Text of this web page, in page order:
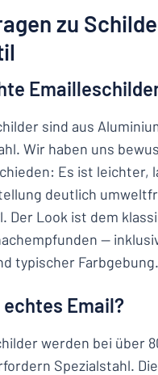
zu
sind aus
Wir haben uns
Es ist leichter,
deutlich
Der Look ist dem
—
typischer Farbgebung.
Email?
werden bei über
Spezialstahl.